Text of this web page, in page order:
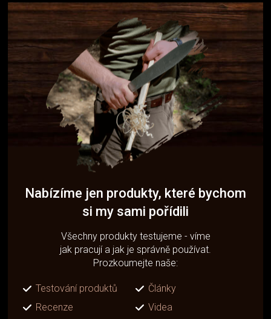
Nabízíme jen produkty, které bychom
si my sami pořídili
Všechny produkty testujeme - víme
jak pracují a jak je správně používat.
Prozkoumejte naše:
Testování produktů
Články
Recenze
Videa